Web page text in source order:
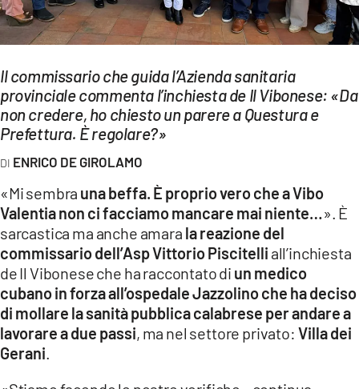
LAC TV
LAC ONAIR
LaC
LACTV.IT
LACONAIR.IT
LACITYMAG.IT
ILREGGINO.IT
COSENZACHANNEL.IT
ILVIBONESE.IT
Il commissario che guida l’Azienda sanitaria
provinciale commenta l’inchiesta de Il Vibonese: «Da
non credere, ho chiesto un parere a Questura e
Prefettura. È regolare?»
ENRICO DE GIROLAMO
«Mi sembra una beffa. È proprio vero che a Vibo
Valentia non ci facciamo mancare mai niente…». È
sarcastica ma anche amara la reazione del
commissario dell’Asp Vittorio Piscitelli all’inchiesta
de Il Vibonese che ha raccontato di un medico
cubano in forza all’ospedale Jazzolino che ha deciso
di mollare la sanità pubblica calabrese per andare a
lavorare a due passi, ma nel settore privato: Villa dei
Gerani